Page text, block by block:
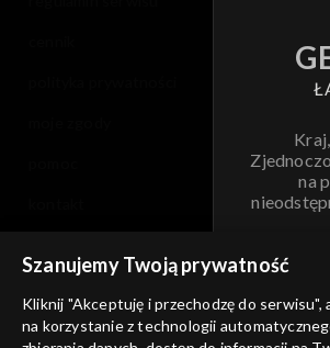
na
informacje o dostawcy usług
Szanujemy Twoją prywatność
Kliknij "Akceptuję i przechodzę do serwisu",
na korzystanie z technologii